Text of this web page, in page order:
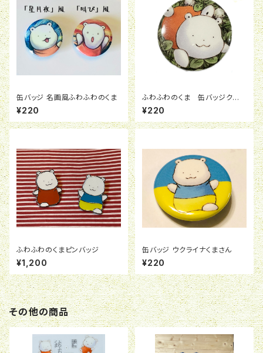
缶バッジ 名画風ふわふわのくま
¥220
ふわふわのくま 缶バッジクロ
ーバー
¥220
ふわふわのくまピンバッジ
¥1,200
缶バッジ ウクライナくまさん
¥220
その他の商品